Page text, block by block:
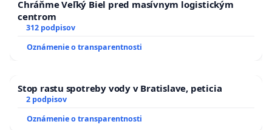
Chráňme Veľký Biel pred masívnym logistickým
centrom
312 podpisov
Oznámenie o transparentnosti
Stop rastu spotreby vody v Bratislave, peticia
2 podpisov
Oznámenie o transparentnosti